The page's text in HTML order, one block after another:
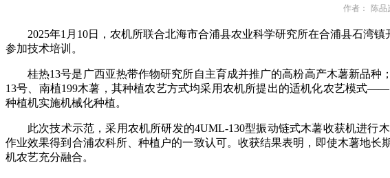
作者： 陈品
2025年1 月 10日，农机所联合北海市合浦县农业科学研究所在合浦县石湾镇
参加技术培训。
桂热13号是广西亚热带作物研究所自主育成并推广的高粉高产木薯新品种
13号、南植199木薯 ，其种植农艺方式均采用农机所提出的适机化农艺模式——
种植机实施机械化种植。
此次技术示范，采用农机所研发的4UML-130型振动链式木薯收获机进行
作业效果得到 合浦农科所 、种植户的一致认可。 收获结果表明，即使木薯地长
机农艺充分融合。